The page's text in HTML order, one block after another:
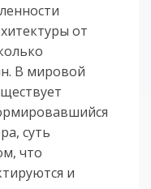
от
В мировой
суть
что
и